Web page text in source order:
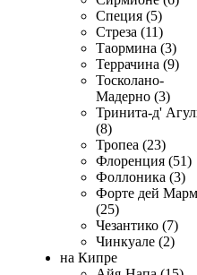
Специя (5)
Стреза (11)
Таормина (3)
Террачина (9)
Тосколано-
Мадерно (3)
Тринита-д'
(8)
Тропеа (23)
Флоренция (51)
Фоллоника (3)
Форте дей
(25)
Чезантико (7)
Чинкуале (2)
на Кипре